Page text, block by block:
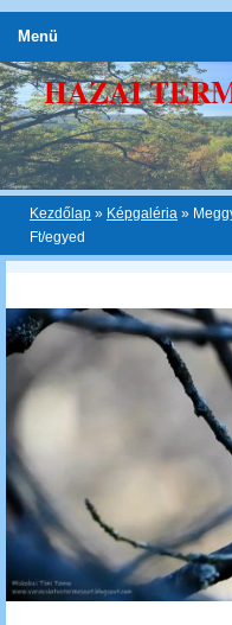
HAZAI
Kezdőlap » Képgaléria »
Ft/egyed
Menü